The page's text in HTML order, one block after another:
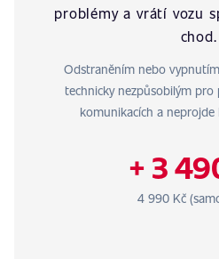
problémy a vrátí vozu
chod.
Odstraněním nebo
technicky nezpůsobilým
komunikacích a
+ 3
4 990 Kč